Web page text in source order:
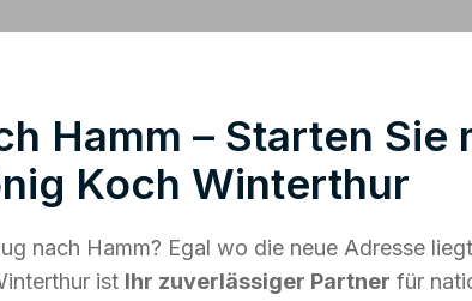
Hamm – Starten Sie
Koch Winterthur
nach Hamm? Egal wo die neue Adresse
ist Ihr zuverlässiger Partner für